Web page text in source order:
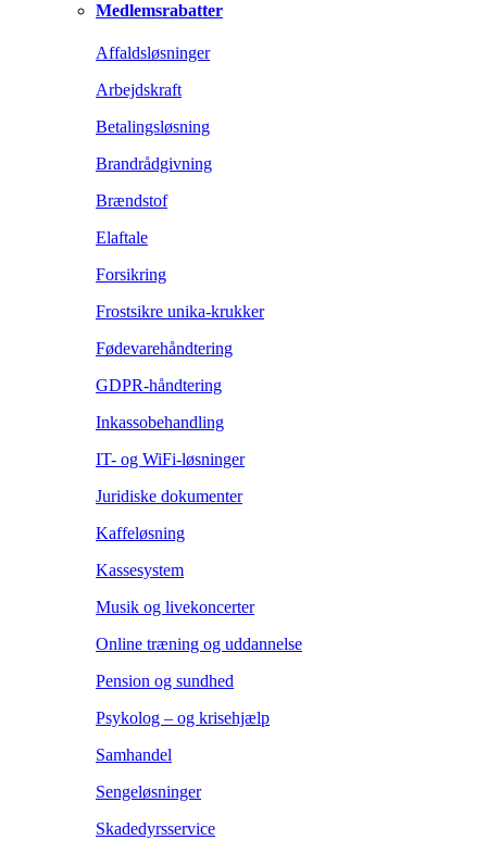
Medlemsrabatter
Affaldsløsninger
Arbejdskraft
Betalingsløsning
Brandrådgivning
Brændstof
Elaftale
Forsikring
Frostsikre unika-krukker
Fødevarehåndtering
GDPR-håndtering
Inkassobehandling
IT- og WiFi-løsninger
Juridiske dokumenter
Kaffeløsning
Kassesystem
Musik og livekoncerter
Online træning og uddannelse
Pension og sundhed
Psykolog – og krisehjælp
Samhandel
Sengeløsninger
Skadedyrsservice